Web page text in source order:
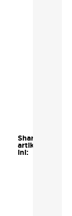
Share
artikel
ini: